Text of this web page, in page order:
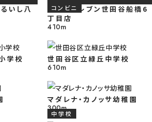
いし八
コンビニ
セブンイレブン世田谷船橋6
丁目店
410m
学校
中学校
世田谷区立緑丘中学校
610m
マダレナ・カノッサ幼稚園
300m
利さや住宅街としての穏やかさを感じながら、京
きやすく、普段の暮らしと都心アクセスのバラン
すい立地です。 ※2026年6月1日撮影
るリビングで完成予定のため、完成後は家族みん
まれやすく、のびのびとした空間として心地よく
なりそうです。 ※2026年6月1日撮影